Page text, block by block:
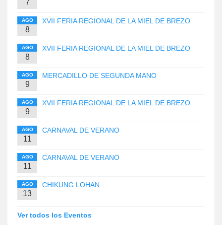
7
AGO
8
XVII FERIA REGIONAL DE LA MIEL DE BREZO
AGO
8
XVII FERIA REGIONAL DE LA MIEL DE BREZO
AGO
9
MERCADILLO DE SEGUNDA MANO
AGO
9
XVII FERIA REGIONAL DE LA MIEL DE BREZO
AGO
11
CARNAVAL DE VERANO
AGO
11
CARNAVAL DE VERANO
AGO
13
CHIKUNG LOHAN
Ver todos los Eventos